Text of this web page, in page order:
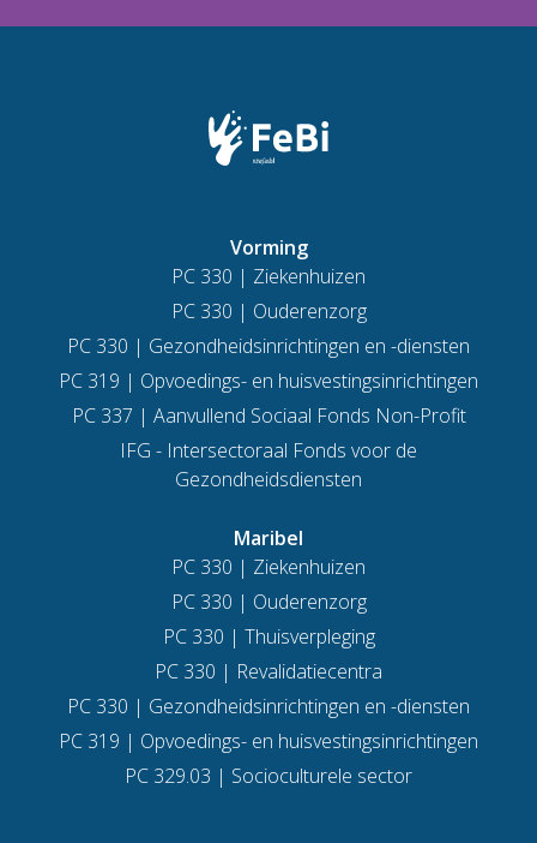
Vorming
PC 330 | Ziekenhuizen
PC 330 | Ouderenzorg
PC 330 | Gezondheidsinrichtingen en -diensten
PC 319 | Opvoedings- en huisvestingsinrichtingen
PC 337 | Aanvullend Sociaal Fonds Non-Profit
IFG - Intersectoraal Fonds voor de
Gezondheidsdiensten
Maribel
PC 330 | Ziekenhuizen
PC 330 | Ouderenzorg
PC 330 | Thuisverpleging
PC 330 | Revalidatiecentra
PC 330 | Gezondheidsinrichtingen en -diensten
PC 319 | Opvoedings- en huisvestingsinrichtingen
PC 329.03 | Socioculturele sector